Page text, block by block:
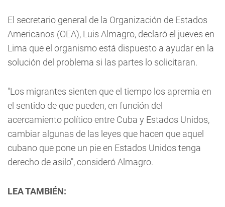
El secretario general de la Organización de Estados
Americanos (OEA), Luis Almagro, declaró el jueves en
Lima que el organismo está dispuesto a ayudar en la
solución del problema si las partes lo solicitaran.
"Los migrantes sienten que el tiempo los apremia en
el sentido de que pueden, en función del
acercamiento político entre Cuba y Estados Unidos,
cambiar algunas de las leyes que hacen que aquel
cubano que pone un pie en Estados Unidos tenga
derecho de asilo", consideró Almagro.
LEA TAMBIÉN: